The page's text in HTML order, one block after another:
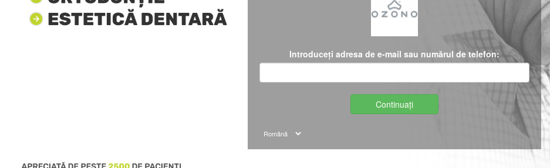
Introduceți adresa de e-mail sau numărul de telefon:
Continuați